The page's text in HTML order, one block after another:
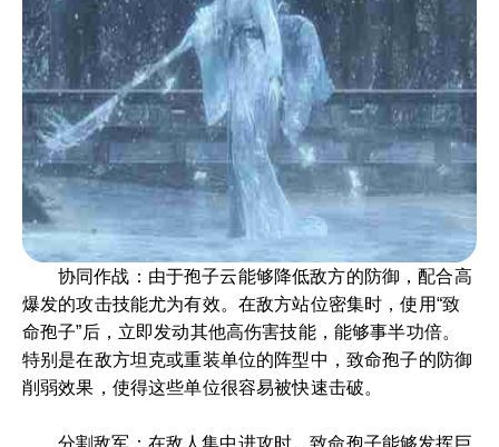
协同作战：由于孢子云能够降低敌方的防御，配合高
爆发的攻击技能尤为有效。在敌方站位密集时，使用“致
命孢子”后，立即发动其他高伤害技能，能够事半功倍。
特别是在敌方坦克或重装单位的阵型中，致命孢子的防御
削弱效果，使得这些单位很容易被快速击破。
分割敌军：在敌人集中进攻时，致命孢子能够发挥巨